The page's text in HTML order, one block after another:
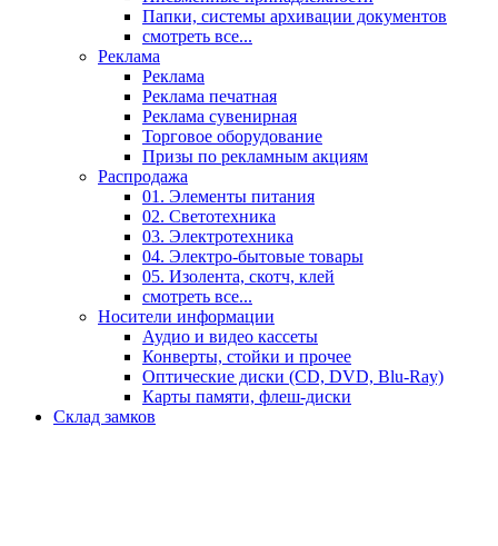
Папки, системы архивации документов
смотреть все...
Реклама
Реклама
Реклама печатная
Реклама сувенирная
Торговое оборудование
Призы по рекламным акциям
Распродажа
01. Элементы питания
02. Светотехника
03. Электротехника
04. Электро-бытовые товары
05. Изолента, скотч, клей
смотреть все...
Носители информации
Аудио и видео кассеты
Конверты, стойки и прочее
Оптические диски (CD, DVD, Blu-Ray)
Карты памяти, флеш-диски
Склад замков